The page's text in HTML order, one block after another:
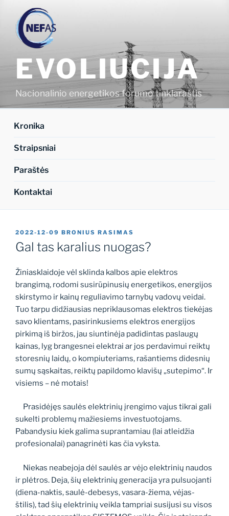
turinio
EVOLIUCIJA
Nacionalinio energetikos forumo tinklaraštis
Kronika
Straipsniai
Paraštės
Kontaktai
PASKELBTA
2022-12-09 BRONIUS RASIMAS
Gal tas karalius nuogas?
Žiniasklaidoje vėl sklinda kalbos apie elektros
brangimą, rodomi susirūpinusių energetikos, energijos
skirstymo ir kainų reguliavimo tarnybų vadovų veidai.
Tuo tarpu didžiausias nepriklausomas elektros tiekėjas
savo klientams, pasirinkusiems elektros energijos
pirkimą iš biržos, jau siuntinėja padidintas paslaugų
kainas, lyg brangesnei elektrai ar jos perdavimui reiktų
storesnių laidų, o kompiuteriams, rašantiems didesnių
sumų sąskaitas, reiktų papildomo klavišų „sutepimo“. Ir
visiems – nė motais!
Prasidėjęs saulės elektrinių įrengimo vajus tikrai gali
sukelti problemų mažiesiems investuotojams.
Pabandysiu kiek galima suprantamiau (lai atleidžia
profesionalai) panagrinėti kas čia vyksta.
Niekas neabejoja dėl saulės ar vėjo elektrinių naudos
ir plėtros. Deja, šių elektrinių generacija yra pulsuojanti
(diena-naktis, saulė-debesys, vasara-žiema, vėjas-
štilis), tad šių elektrinių veikla tampriai susijusi su visos